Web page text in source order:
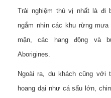
Trải nghiệm thú vị nhất là đi
ngắm nhìn các khu rừng
mặn, các hang động và
Aborigines.
Ngoài ra, du khách cũng với
hoang dại như cá sấu lớn,